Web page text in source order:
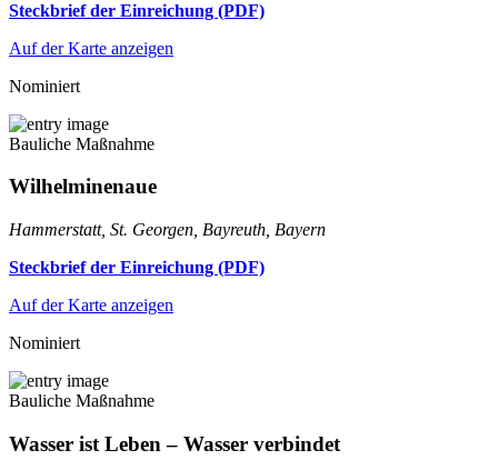
Steckbrief der Einreichung (PDF)
Auf der Karte anzeigen
Nominiert
Bauliche Maßnahme
Wilhelminenaue
Hammerstatt, St. Georgen, Bayreuth, Bayern
Steckbrief der Einreichung (PDF)
Auf der Karte anzeigen
Nominiert
Bauliche Maßnahme
Wasser ist Leben – Wasser verbindet